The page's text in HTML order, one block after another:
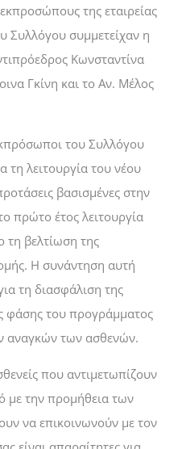
της εταιρείας
Συλλόγου συμμετείχαν η
Κωνσταντίνα
Γκίνη και το Αν. Μέλος
του Συλλόγου
τη λειτουργία του νέου
βασισμένες στην
πρώτο έτος λειτουργία
τη βελτίωση της
Η συνάντηση αυτή
τη διασφάλιση της
φάσης του προγράμματος
αναγκών των ασθενών.
που αντιμετωπίζουν
με την προμήθεια των
να επικοινωνούν με τον